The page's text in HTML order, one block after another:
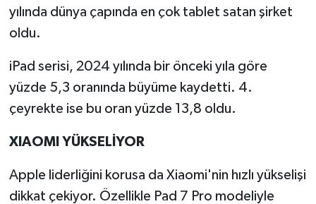
yılında dünya çapında en çok tablet satan şirket
oldu.
iPad serisi, 2024 yılında bir önceki yıla göre
yüzde 5,3 oranında büyüme kaydetti. 4.
çeyrekte ise bu oran yüzde 13,8 oldu.
XIAOMI YÜKSELİYOR
Apple liderliğini korusa da Xiaomi'nin hızlı yükselişi
dikkat çekiyor. Özellikle Pad 7 Pro modeliyle